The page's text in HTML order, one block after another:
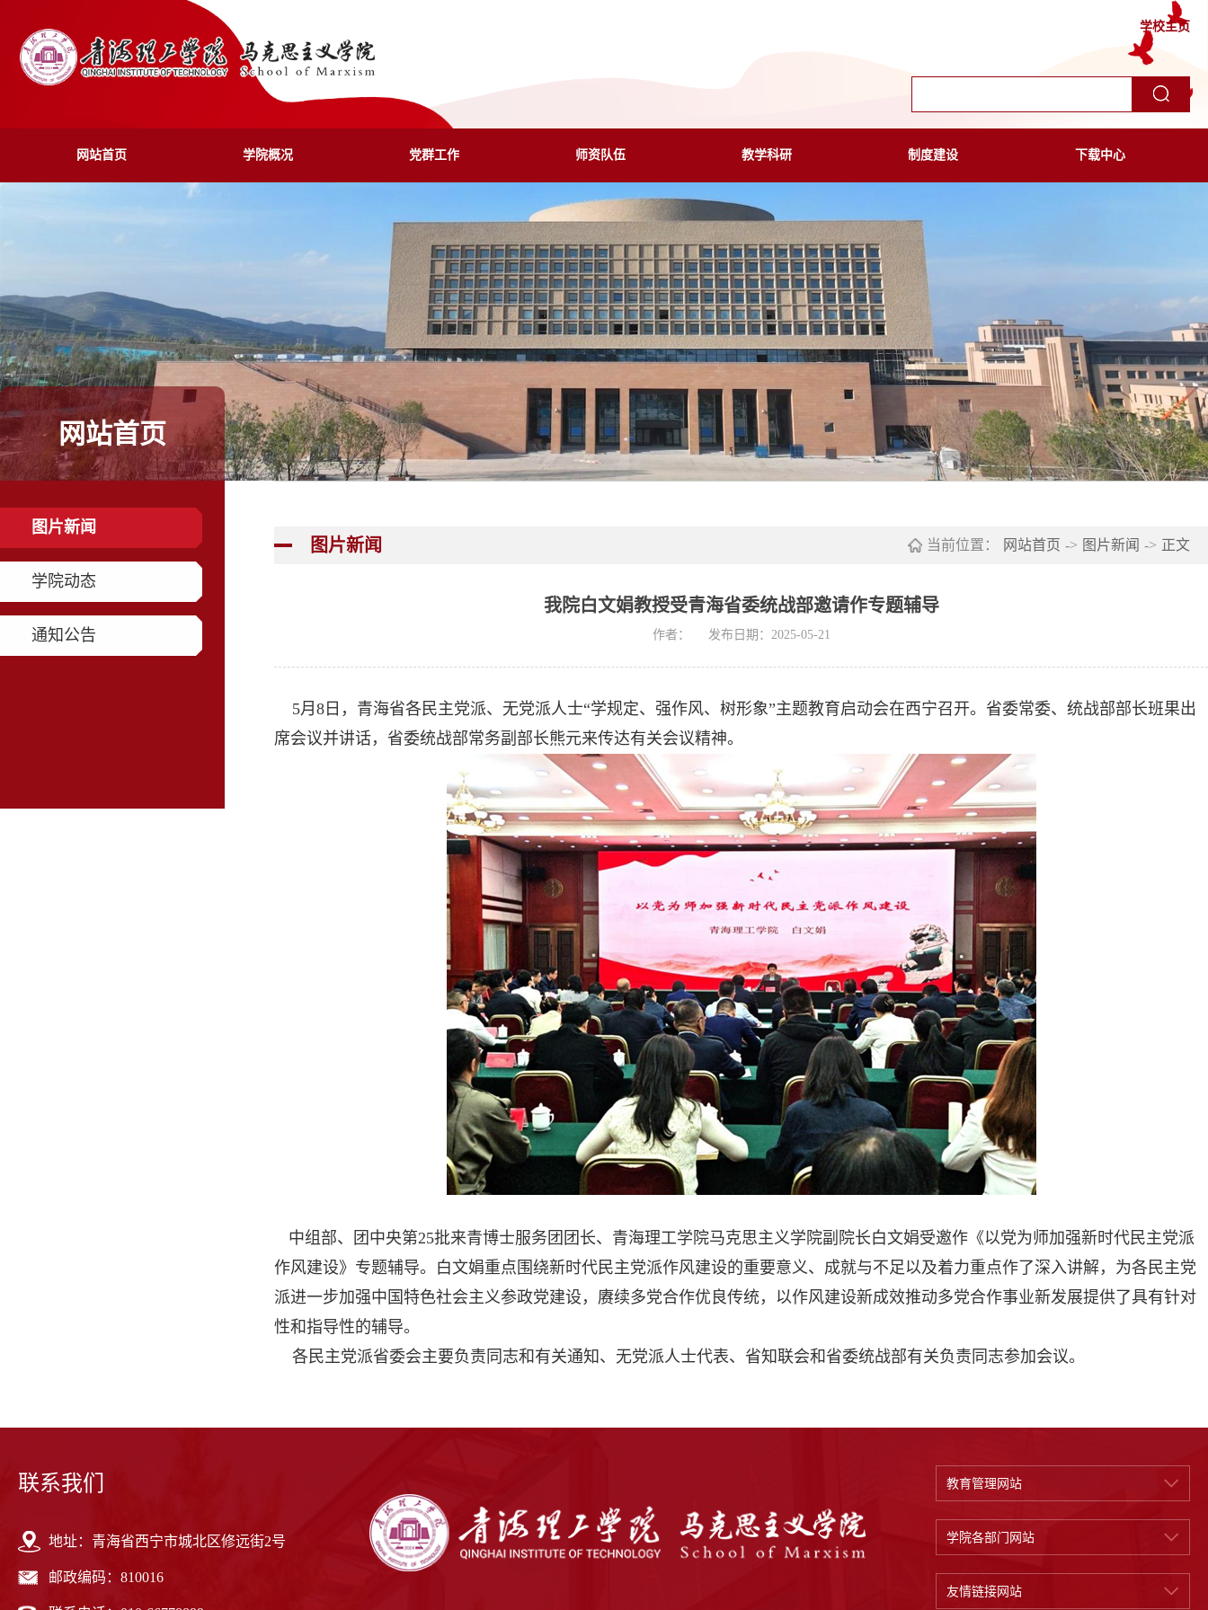
学校主页
网站首页 学院概况 党群工作 师资队伍 教学科研 制度建设 下载中心
网站首页
图片新闻
学院动态
通知公告
图片新闻 当前位置： 网站首页 -> 图片新闻 -> 正文
我院白文娟教授受青海省委统战部邀请作专题辅导
作者： 发布日期：2025-05-21
5月8日，青海省各民主党派、无党派人士“学规定、强作风、树形象”主题教育启动会在西宁召开。省委常委、统战部部长班果出
席会议并讲话，省委统战部常务副部长熊元来传达有关会议精神。
中组部、团中央第25批来青博士服务团团长、青海理工学院马克思主义学院副院长白文娟受邀作《以党为师加强新时代民主党派
作风建设》专题辅导。白文娟重点围绕新时代民主党派作风建设的重要意义、成就与不足以及着力重点作了深入讲解，为各民主党
派进一步加强中国特色社会主义参政党建设，赓续多党合作优良传统，以作风建设新成效推动多党合作事业新发展提供了具有针对
性和指导性的辅导。
各民主党派省委会主要负责同志和有关通知、无党派人士代表、省知联会和省委统战部有关负责同志参加会议。
联系我们
地址：青海省西宁市城北区修远街2号
邮政编码：810016
教育管理网站
学院各部门网站
友情链接网站